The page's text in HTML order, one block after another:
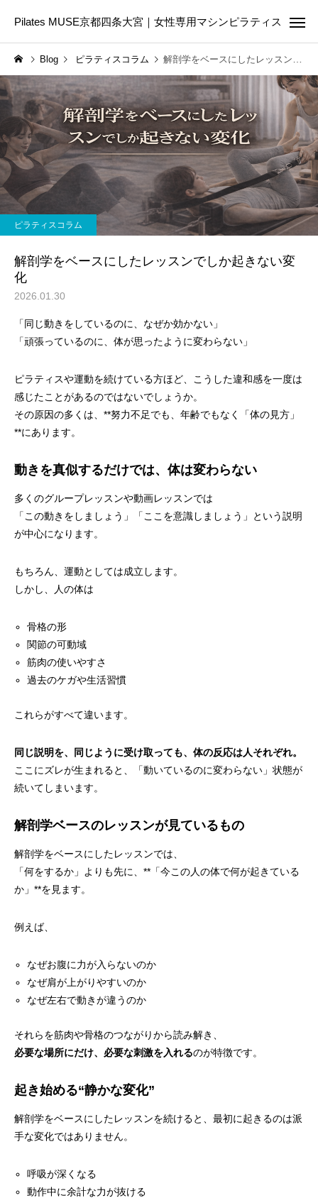
Pilates MUSE京都四条大宮｜女性専用マシンピラティス
Online Pilates First
ピラティスコラム
ピラティスは筋トレの代わ
りになる？違いや目的に合
わせた選び方を解説
ピラティスコラム
美容のために今日から
たい5つの生活習慣｜内
からきれいを育てる第
Blog ピラティスコラム 解剖学をベースにしたレッスンでしか起きない変化
ピラティスコラム
解剖学をベースにしたレッスンでしか起きない変
化
2026.01.30
「同じ動きをしているのに、なぜか効かない」
「頑張っているのに、体が思ったように変わらない」
ピラティスや運動を続けている方ほど、こうした違和感を一度は
感じたことがあるのではないでしょうか。
その原因の多くは、**努力不足でも、年齢でもなく「体の見方」
**にあります。
動きを真似するだけでは、体は変わらない
多くのグループレッスンや動画レッスンでは
「この動きをしましょう」「ここを意識しましょう」という説明
が中心になります。
もちろん、運動としては成立します。
しかし、人の体は
骨格の形
関節の可動域
筋肉の使いやすさ
過去のケガや生活習慣
これらがすべて違います。
同じ説明を、同じように受け取っても、体の反応は人それぞれ。
ここにズレが生まれると、「動いているのに変わらない」状態が
続いてしまいます。
解剖学ベースのレッスンが見ているもの
解剖学をベースにしたレッスンでは、
「何をするか」よりも先に、**「今この人の体で何が起きている
か」**を見ます。
例えば、
なぜお腹に力が入らないのか
なぜ肩が上がりやすいのか
なぜ左右で動きが違うのか
それらを筋肉や骨格のつながりから読み解き、
必要な場所にだけ、必要な刺激を入れるのが特徴です。
起き始める“静かな変化”
解剖学をベースにしたレッスンを続けると、最初に起きるのは派
手な変化ではありません。
呼吸が深くなる
動作中に余計な力が抜ける